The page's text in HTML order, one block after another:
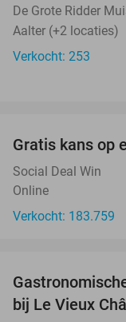
TODAY
De Grote Ridder
Aalter (+2 locaties)
Verkocht: 253
Gratis kans op
Social Deal Win
Online
Verkocht: 183.759
bij Le Vieux